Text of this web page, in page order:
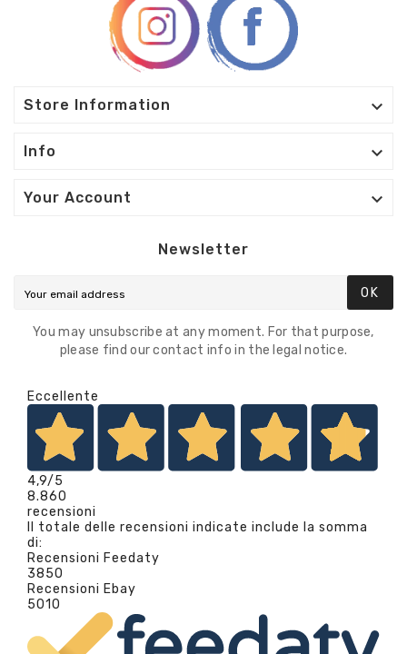
Store Information 
Info 
Your Account 
Newsletter
OK
You may unsubscribe at any moment. For that purpose,
please find our contact info in the legal notice.
Eccellente
4,9/5
8.860
recensioni
Il totale delle recensioni indicate include la somma
di:
Recensioni Feedaty
3850
Recensioni Ebay
5010